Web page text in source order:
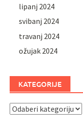
lipanj 2024
svibanj 2024
travanj 2024
ožujak 2024
KATEGORIJE
Kategorije